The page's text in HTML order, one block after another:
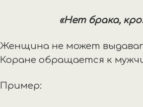
«Нет брака,
Женщина не может
Коране обращается к
Пример: